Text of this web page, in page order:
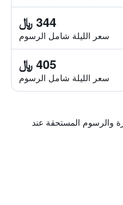
344 ﷼
سعر الليلة شامل الرسوم
405 ﷼
سعر الليلة شامل الرسوم
والرسوم المستحقة عند